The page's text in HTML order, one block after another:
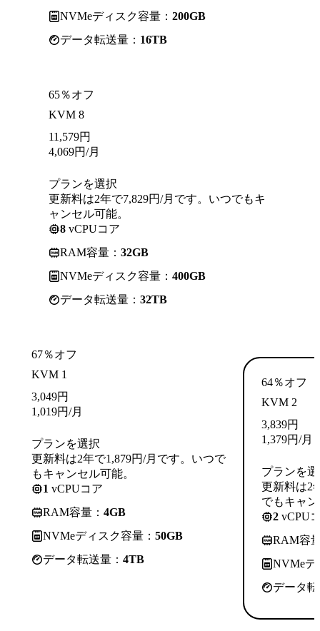
NVMeディスク容量： 200GB
データ転送量： 16TB
65％オフ
KVM 8
11,579円
4,069円/月
プランを選択
更新料は2年で7,829円/月です。いつでもキ
ャンセル可能。
8 vCPUコア
RAM容量： 32GB
NVMeディスク容量： 400GB
データ転送量： 32TB
67％オフ
KVM 1
3,049円
1,019円/月
プランを選択
更新料は2年で1,879円/月です。いつで
もキャンセル可能。
1 vCPUコア
RAM容量： 4GB
NVMeディスク容量： 50GB
データ転送量： 4TB
64％オフ
KVM 2
3,839円
1,379円/月
プランを
更新料は2
でもキャ
2 vCPU
RAM容
NVMeデ
データ